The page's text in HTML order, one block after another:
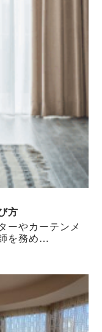
方
ーやカーテンメ
を務め…